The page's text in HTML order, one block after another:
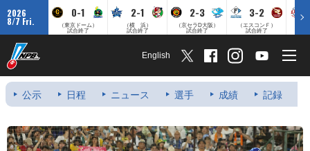
2026
8/7 Fri.
0-1
（東京ドーム）
試合終了
2-1
（横 浜）
試合終了
2-3
（京セラD大阪）
試合終了
3-2
（エスコンＦ）
試合終了
English
公示 日程 ニュース 選手 成績 記録